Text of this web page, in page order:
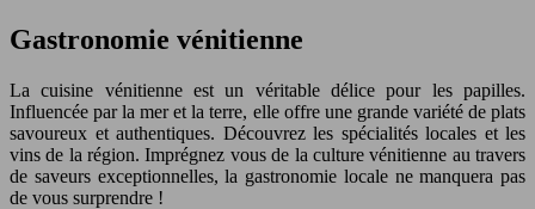
Gastronomie vénitienne
La cuisine vénitienne est un véritable délice pour les papilles.
Influencée par la mer et la terre, elle offre une grande variété de plats
savoureux et authentiques. Découvrez les spécialités locales et les
vins de la région. Imprégnez vous de la culture vénitienne au travers
de saveurs exceptionnelles, la gastronomie locale ne manquera pas
de vous surprendre !